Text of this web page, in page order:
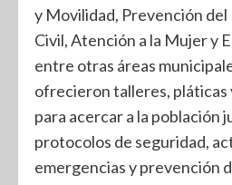
y Movilidad, Prevención
Civil, Atención a la Mujer y
entre otras áreas
ofrecieron talleres, pláticas
para acercar a la población
protocolos de seguridad,
emergencias y prevención